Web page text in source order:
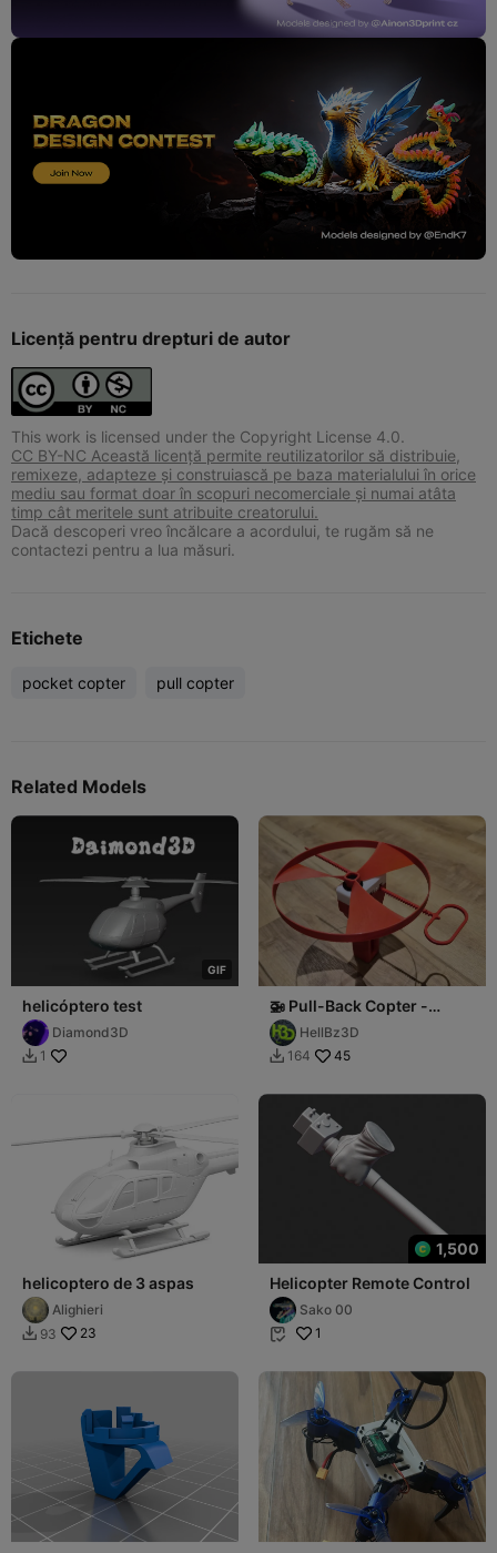
Licență pentru drepturi de autor
This work is licensed under the Copyright License 4.0.
CC BY-NC Această licență permite reutilizatorilor să distribuie,
remixeze, adapteze și construiască pe baza materialului în orice
mediu sau format doar în scopuri necomerciale și numai atâta
timp cât meritele sunt atribuite creatorului.
Dacă descoperi vreo încălcare a acordului, te rugăm să ne
contactezi pentru a lua măsuri.
Etichete
pocket copter pull copter
Related Models
GIF
helicóptero test
Diamond3D
 1
🚁 Pull-Back Copter -
Flying Propeller Toy
HellBz3D
 164 45
helicoptero de 3 aspas
Alighieri
 93 23
1,500
Helicopter Remote Control
Sako 00
 1